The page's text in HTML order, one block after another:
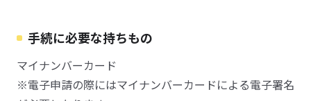
手続に必要な持ちもの
マイナンバーカード
※電子申請の際にはマイナンバーカードによる電子署名